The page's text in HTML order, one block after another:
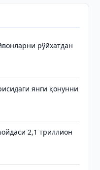
рўйхатдан
янги қонунни
2,1 триллион